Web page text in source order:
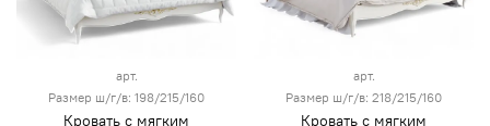
арт.
Размер ш/г/в: 198/215/160
Кровать с мягким
арт.
Размер ш/г/в: 218/215/160
Кровать с мягким